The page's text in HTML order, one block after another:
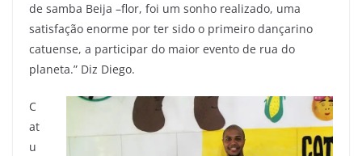
de samba Beija –flor, foi um sonho realizado, uma
satisfação enorme por ter sido o primeiro dançarino
catuense, a participar do maior evento de rua do
planeta.” Diz Diego.
C
at
u